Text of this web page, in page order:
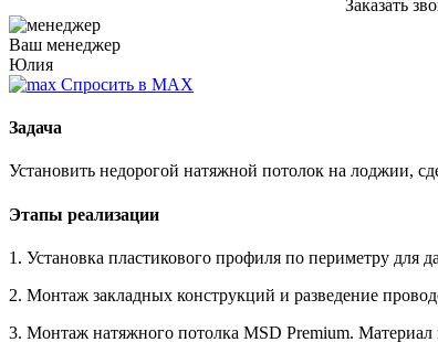
Заказать
Ваш менеджер
Юлия
Спросить в MAX
Задача
Установить недорогой натяжной потолок на лоджии,
Этапы реализации
1. Установка пластикового профиля по периметру для
2. Монтаж закладных конструкций и разведение
3. Монтаж натяжного потолка MSD Premium.